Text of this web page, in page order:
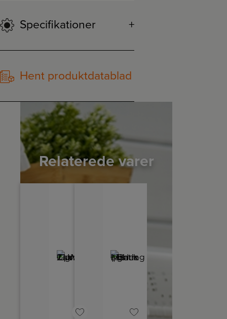
Specifikationer
Hent produktdatablad
Relaterede varer